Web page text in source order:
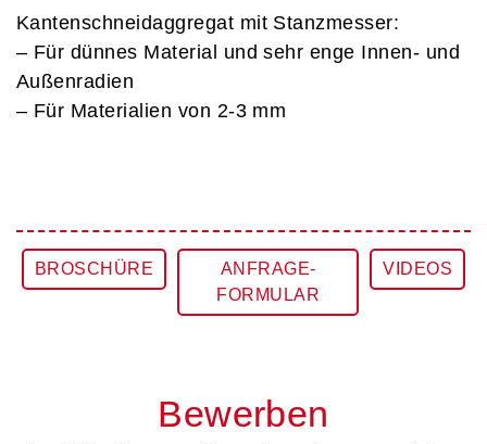
Kantenschneidaggregat mit Stanzmesser:
– Für dünnes Material und sehr enge Innen- und
Außenradien
– Für Materialien von 2-3 mm
BROSCHÜRE
ANFRAGE-
FORMULAR
VIDEOS
Bewerben